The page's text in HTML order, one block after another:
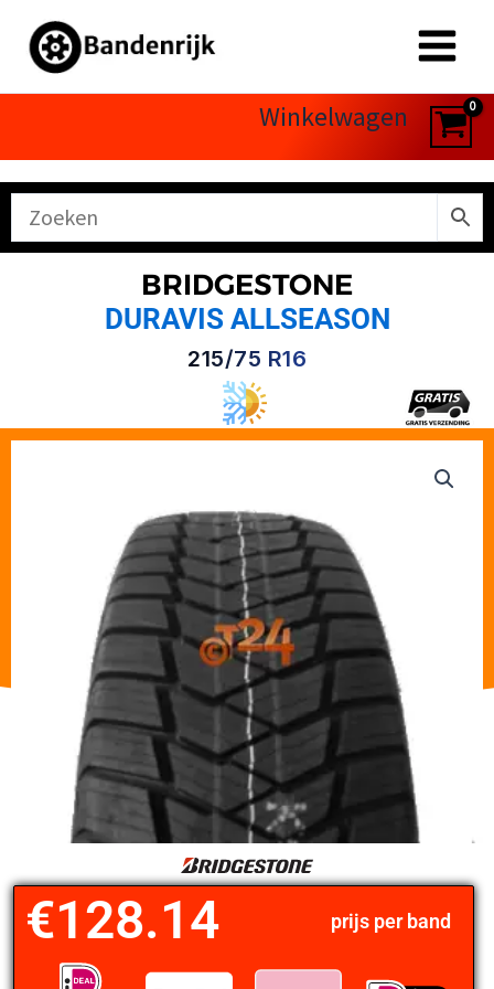
naar
Winkelwagen
BRIDGESTONE
DURAVIS ALLSEASON
215/75 R16
prijs per band
€128.14